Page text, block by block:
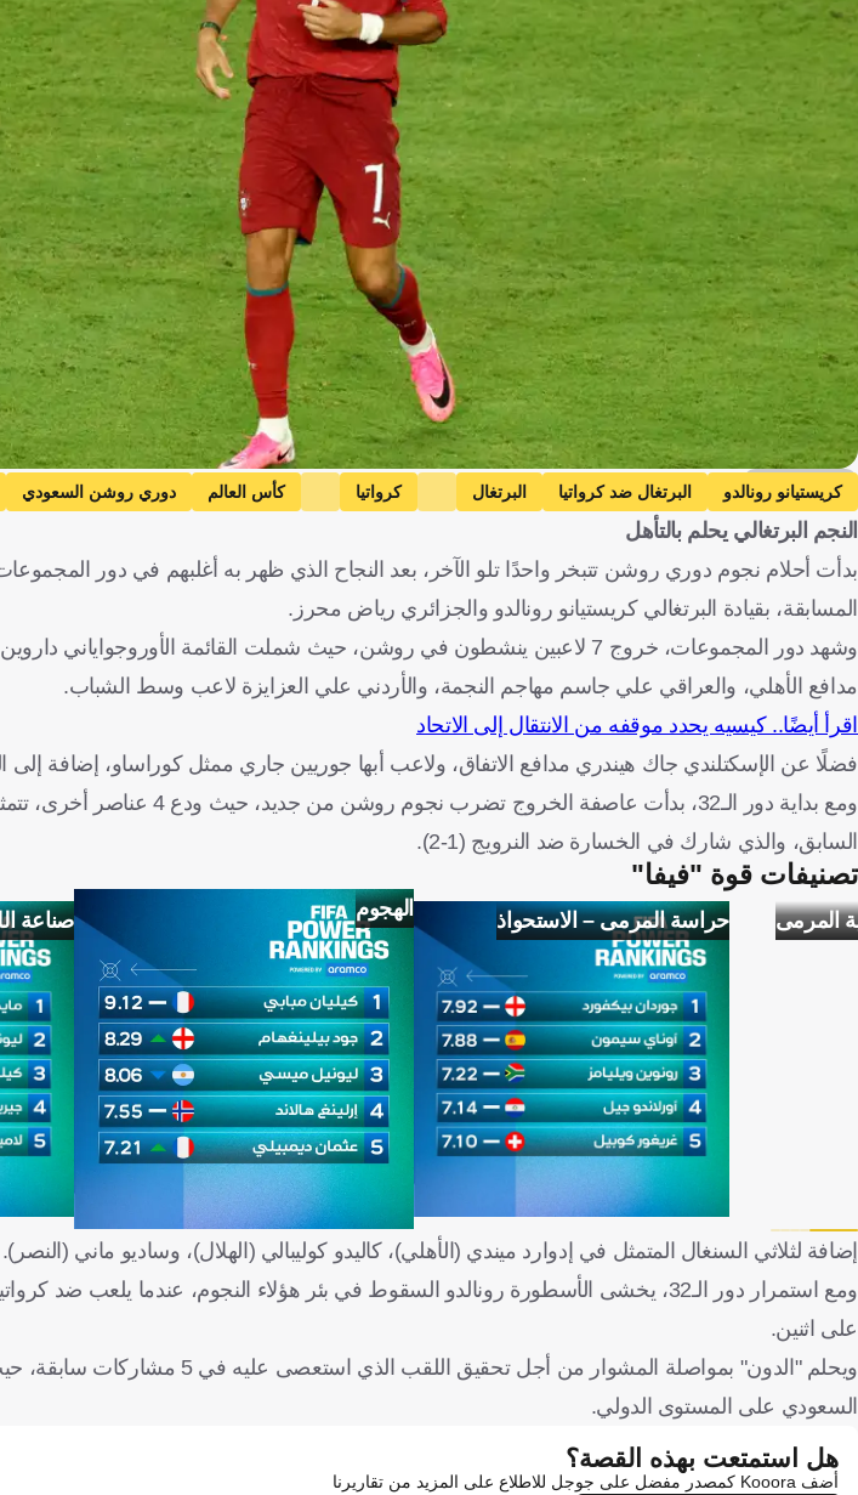
Getty Images
كريستيانو رونالدو البرتغال ضد كرواتيا البرتغال كرواتيا كأس العالم دوري روشن السعودي
المملكة العربية السعودية
كرة قدمالنجم البرتغالي يحلم بالتأهل
المسابقة، بقيادة البرتغالي كريستيانو رونالدو والجزائري رياض محرز.
وشهد دور المجموعات، خروج 7 لاعبين ينشطون في روشن، حيث شملت القائمة
مدافع الأهلي، والعراقي علي جاسم مهاجم النجمة، والأردني علي العزايزة لاعب وسط الشباب.
اقرأ أيضًا.. كيسيه يحدد موقفه من الانتقال إلى الاتحاد
فضلًا عن الإسكتلندي جاك هيندري مدافع الاتفاق، ولاعب أبها جوريين جاري ممثل كوراساو، إضافة إلى
ومع بداية دور الـ32، بدأت عاصفة
السابق، والذي شارك في الخسارة ضد النرويج (1-2).
تصنيفات قوة "فيفا"
المرمى حراسة المرمى – الاستحواذ الهجوم صناعة
إضافة لثلاثي السنغال المتمثل في إدوارد ميندي (الأهلي)، كاليدو كوليبالي (الهلال)، وساديو ماني (النصر).
ومع استمرار دور الـ32، يخشى الأسطورة رونالدو السقوط في بئر هؤلاء النجوم، عندما يلعب
على اثنين.
ويحلم "الدون" بمواصلة المشوار من أجل
السعودي على المستوى الدولي.
هل استمتعت بهذه القصة؟
أضف Kooora كمصدر مفضل على جوجل للاطلاع على المزيد من تقاريرنا